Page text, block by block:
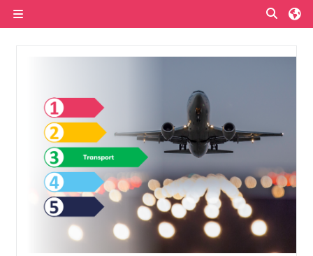
Przegląd sekcji